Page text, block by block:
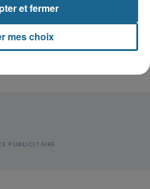
inquiétante à Cappelle-
: Michael, 41 ans...
mes choix
et fermer